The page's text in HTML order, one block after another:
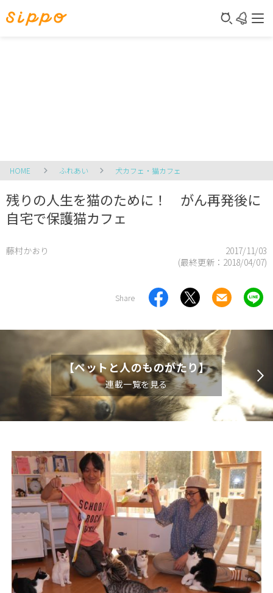
HOME ふれあい 犬カフェ・猫カフェ
残りの人生を猫のために！ がん再発後に
自宅で保護猫カフェ
藤村かおり
2017/11/03
(最終更新： 2018/04/07)
Share
【ペットと人のものがたり】
連載一覧を見る